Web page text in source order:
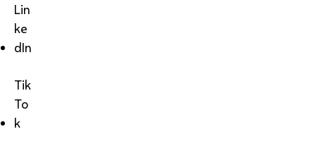
Lin
ke
dIn
Tik
To
k